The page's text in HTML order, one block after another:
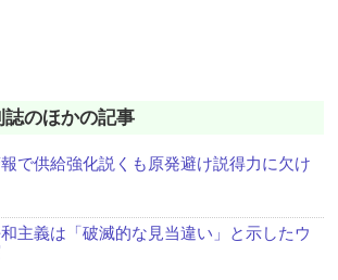
誌のほかの記事
で供給強化説くも原発避け説得力に欠け
主義は「破滅的な見当違い」と示したウ